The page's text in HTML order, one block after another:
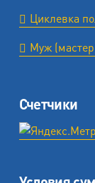
Циклевка
Муж
Счетчики